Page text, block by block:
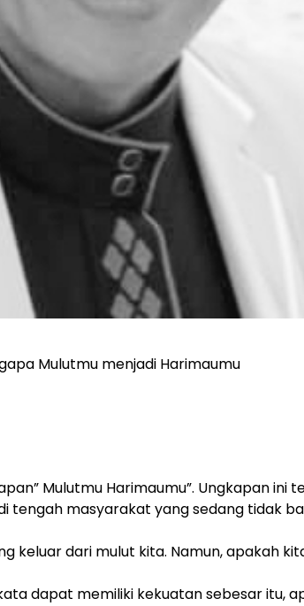
Mulutmu menjadi Harimaumu
Mulutmu Harimaumu”. Ungkapan ini
tengah masyarakat yang sedang tidak
keluar dari mulut kita. Namun, apakah
dapat memiliki kekuatan sebesar itu,